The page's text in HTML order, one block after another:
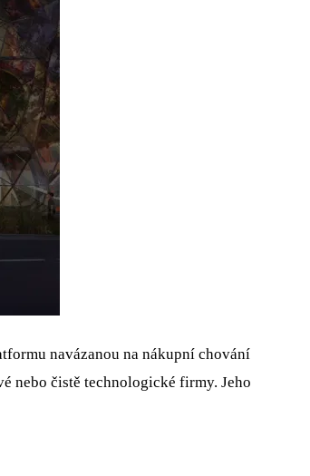
navázanou na nákupní chování
nebo čistě technologické firmy. Jeho